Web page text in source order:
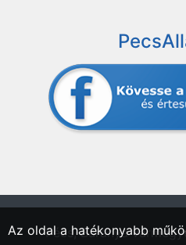
"Pécs, Baranya
Az oldal a hatékonyabb